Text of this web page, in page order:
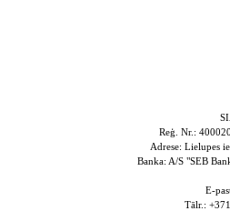
Reģ. Nr.:
Adrese: Lielupes
Banka: A/S "SEB
E-
Tālr.: